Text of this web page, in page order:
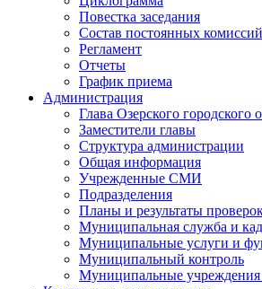
Повестка заседания
Состав постоянных
Регламент
Отчеты
График приема
Администрация
Глава Озерского городского
Заместители главы
Структура администрации
Общая информация
Учрежденные СМИ
Подразделения
Планы и результаты
Муниципальная служба и
Муниципальные услуги и
Муниципальный контроль
Муниципальные учреждения